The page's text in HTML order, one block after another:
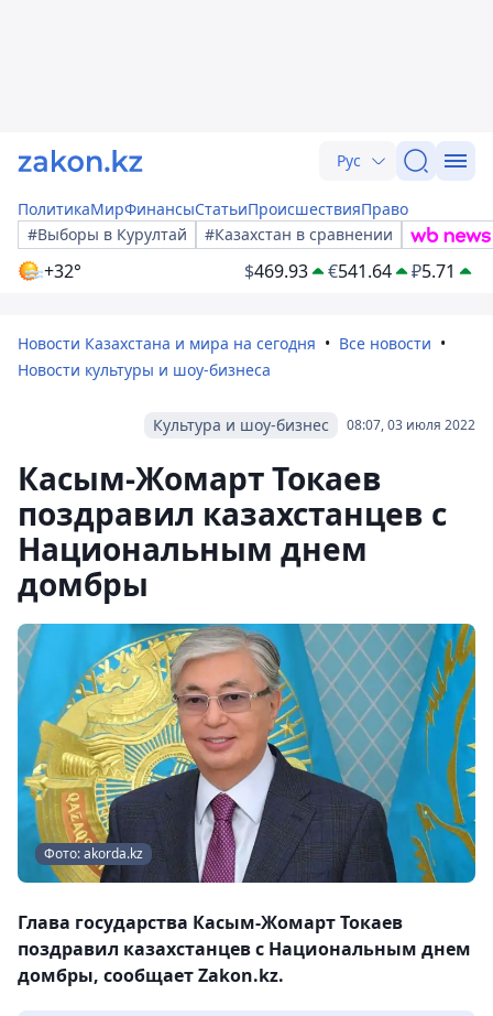
Рус
ПолитикаМирФинансыСтатьиПроисшествияПраво
#Выборы в Курултай
#Казахстан в сравнении
+32° $469.93 €541.64 ₽5.71
Новости Казахстана и мира на сегодня
Все новости
Новости культуры и шоу-бизнеса
08:07, 03 июля 2022
Культура и шоу-бизнес
Касым-Жомарт Токаев
поздравил казахстанцев с
Национальным днем
домбры
Фото: akorda.kz
Глава государства Касым-Жомарт Токаев
поздравил казахстанцев с Национальным днем
домбры, сообщает Zakon.kz.